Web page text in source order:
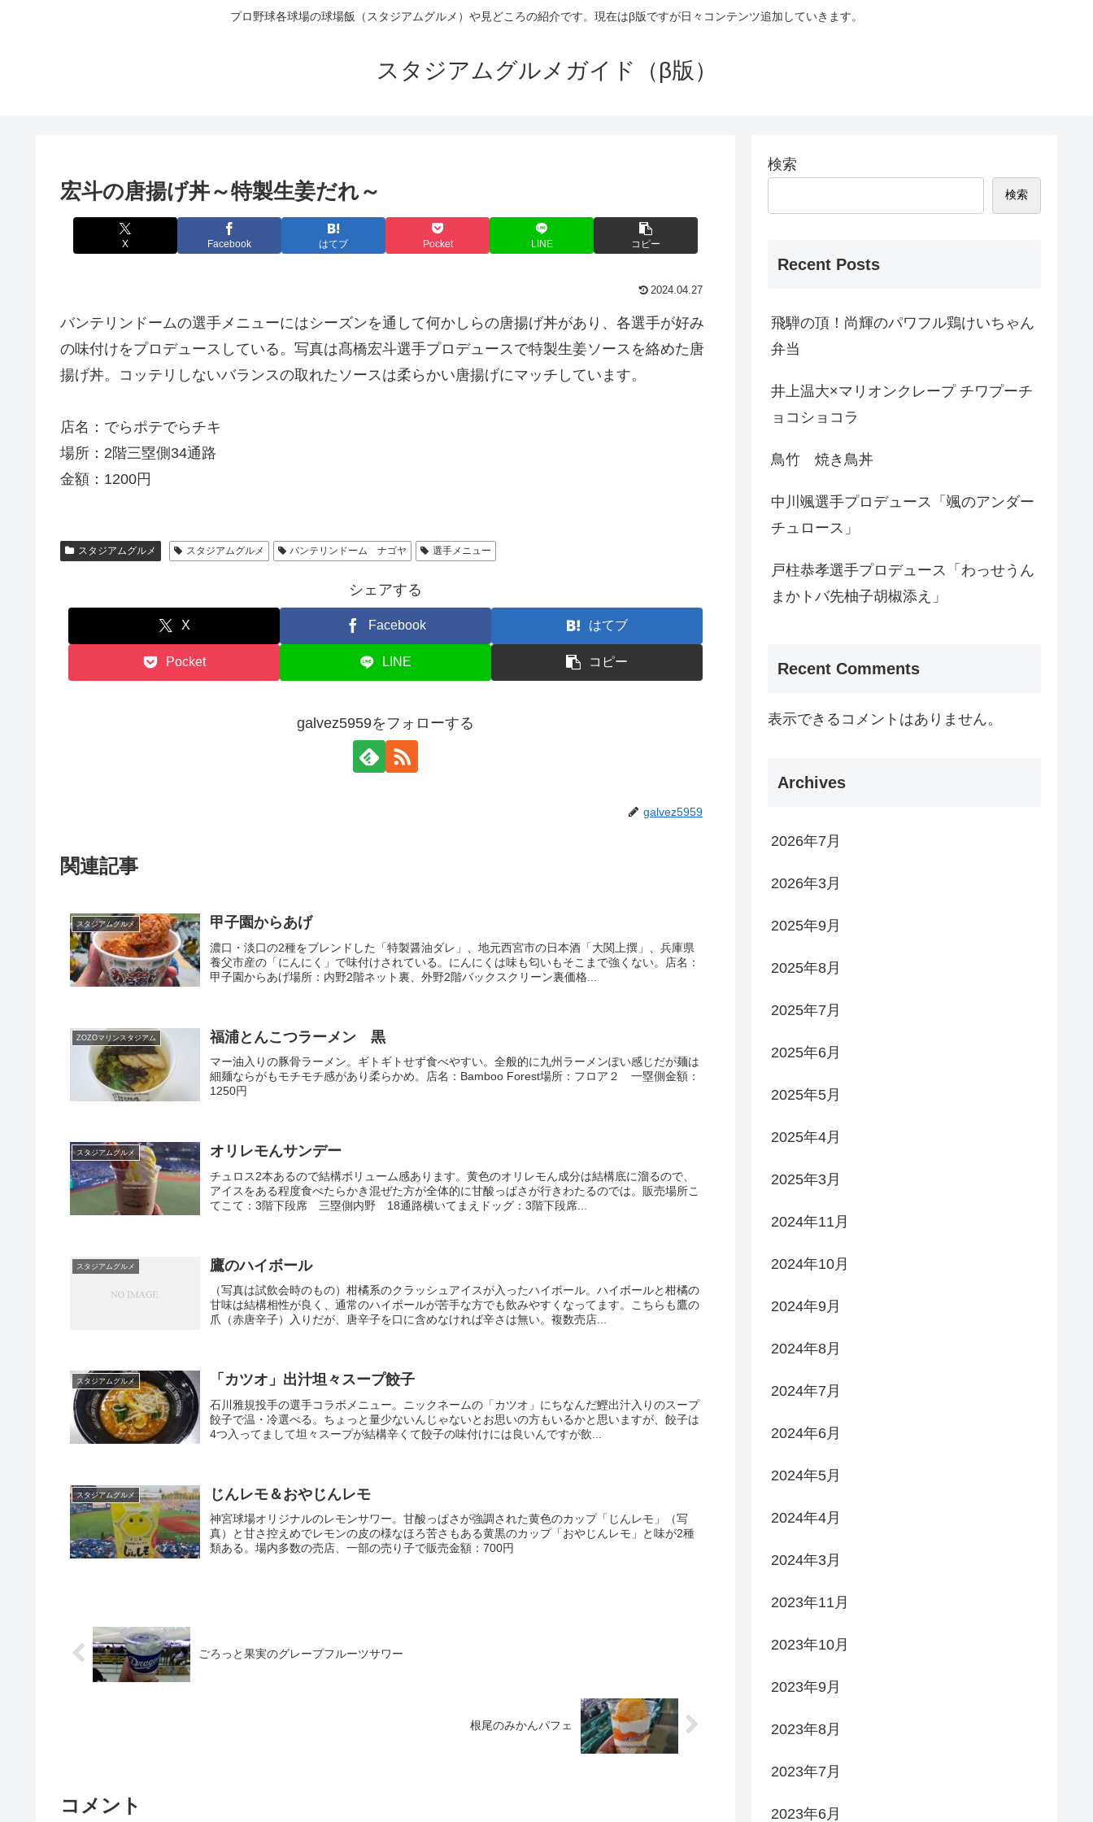
プロ野球各球場の球場飯（スタジアムグルメ）や見どころの紹介です。現在はβ版ですが日々コンテンツ追加していきます。
スタジアムグルメガイド（β版）
宏斗の唐揚げ丼～特製生姜だれ～
X Facebook はてブ Pocket LINE コピー
2024.04.27
バンテリンドームの選手メニューにはシーズンを通して何かしらの唐揚げ丼があり、各選手が好み
の味付けをプロデュースしている。写真は髙橋宏斗選手プロデュースで特製生姜ソースを絡めた唐
揚げ丼。コッテリしないバランスの取れたソースは柔らかい唐揚げにマッチしています。
店名：でらポテでらチキ
場所：2階三塁側34通路
金額：1200円
スタジアムグルメ スタジアムグルメ バンテリンドーム ナゴヤ 選手メニュー
シェアする
X Facebook はてブ
Pocket LINE コピー
galvez5959をフォローする
galvez5959
関連記事
スタジアムグルメ 甲子園からあげ
濃口・淡口の2種をブレンドした「特製醤油ダレ」、地元西宮市の日本酒「大関上撰」、兵庫県
養父市産の「にんにく」で味付けされている。にんにくは味も匂いもそこまで強くない。店名：
甲子園からあげ場所：内野2階ネット裏、外野2階バックスクリーン裏価格...
ZOZOマリンスタジアム 福浦とんこつラーメン 黒
マー油入りの豚骨ラーメン。ギトギトせず食べやすい。全般的に九州ラーメンぽい感じだが麺は
細麺ならがもモチモチ感があり柔らかめ。店名：Bamboo Forest場所：フロア２ 一塁側金額：
1250円
スタジアムグルメ オリレモんサンデー
チュロス2本あるので結構ボリューム感あります。黄色のオリレモん成分は結構底に溜るので、
アイスをある程度食べたらかき混ぜた方が全体的に甘酸っぱさが行きわたるのでは。販売場所こ
てこて：3階下段席 三塁側内野 18通路横いてまえドッグ：3階下段席...
スタジアムグルメ 鷹のハイボール
（写真は試飲会時のもの）柑橘系のクラッシュアイスが入ったハイボール。ハイボールと柑橘の
甘味は結構相性が良く、通常のハイボールが苦手な方でも飲みやすくなってます。こちらも鷹の
爪（赤唐辛子）入りだが、唐辛子を口に含めなければ辛さは無い。複数売店...
スタジアムグルメ 「カツオ」出汁坦々スープ餃子
石川雅規投手の選手コラボメニュー。ニックネームの「カツオ」にちなんだ鰹出汁入りのスープ
餃子で温・冷選べる。ちょっと量少ないんじゃないとお思いの方もいるかと思いますが、餃子は
4つ入ってまして坦々スープが結構辛くて餃子の味付けには良いんですが飲...
スタジアムグルメ じんレモ＆おやじんレモ
神宮球場オリジナルのレモンサワー。甘酸っぱさが強調された黄色のカップ「じんレモ」（写
真）と甘さ控えめでレモンの皮の様なほろ苦さもある黄黒のカップ「おやじんレモ」と味が2種
類ある。場内多数の売店、一部の売り子で販売金額：700円
ごろっと果実のグレープフルーツサワー
根尾のみかんパフェ
コメント
検索
検索
Recent Posts
飛騨の頂！尚輝のパワフル鶏けいちゃん
弁当
井上温大×マリオンクレープ チワプーチ
ョコショコラ
鳥竹 焼き鳥丼
中川颯選手プロデュース「颯のアンダー
チュロース」
戸柱恭孝選手プロデュース「わっせうん
まかトバ先柚子胡椒添え」
Recent Comments
表示できるコメントはありません。
Archives
2026年7月
2026年3月
2025年9月
2025年8月
2025年7月
2025年6月
2025年5月
2025年4月
2025年3月
2024年11月
2024年10月
2024年9月
2024年8月
2024年7月
2024年6月
2024年5月
2024年4月
2024年3月
2023年11月
2023年10月
2023年9月
2023年8月
2023年7月
2023年6月